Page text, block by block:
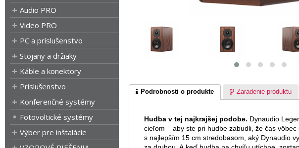
Audio PRO
Video PRO
PC a príslušenstvo
Stojany a držiaky
Káble a konektory
Príslušenstvo
Konferenčné systémy
Fotovoltické systémy
Výber pre inštalácie
Podrobnosti o produkte Zaradenie produktu
Hudba v tej najkrajšej podobe. Dynaudio
cieľom – aby ste pri hudbe zabudli, že čas
s najlepším 15 cm stredobasom, aký Dynaudio